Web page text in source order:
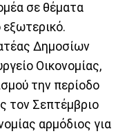
σε θέματα
εξωτερικό.
Δημοσίων
Οικονομίας,
την περίοδο
τον Σεπτέμβριο
αρμόδιος για